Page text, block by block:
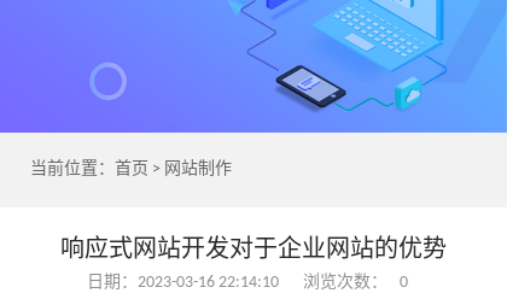
当前位置： 首页 > 网站制作
响应式网站开发对于企业网站的优势
日期：2023-03-16 22:14:10 浏览次数： 0